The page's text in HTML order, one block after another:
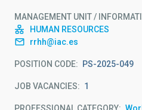
MANAGEMENT UNIT /
HUMAN RESOURCES
rrhh@iac.es
POSITION CODE PS-2025-049
JOB VACANCIES 1